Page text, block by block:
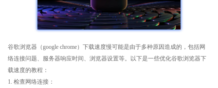
谷歌浏览器（google chrome）下载速度慢可能是由于多种原因造成的，包括网
络连接问题、服务器响应时间、浏览器设置等。以下是一些优化谷歌浏览器下
载速度的教程：
1. 检查网络连接：